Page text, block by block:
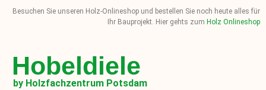
Besuchen Sie unseren Holz-Onlineshop und bestellen Sie noch heute alles für
Ihr Bauprojekt. Hier gehts zum Holz Onlineshop
Hobeldiele
by Holzfachzentrum Potsdam